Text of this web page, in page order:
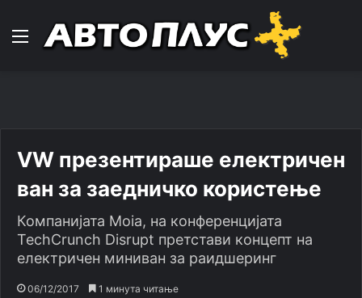
Навигација
VW презентираше електричен
ван за заедничко користење
Компанијата Moia, на конференцијата
TechCrunch Disrupt претстави концепт на
електричен миниван за раидшеринг
06/12/2017 1 минута читање